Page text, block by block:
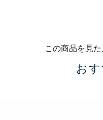
この商品を見
お